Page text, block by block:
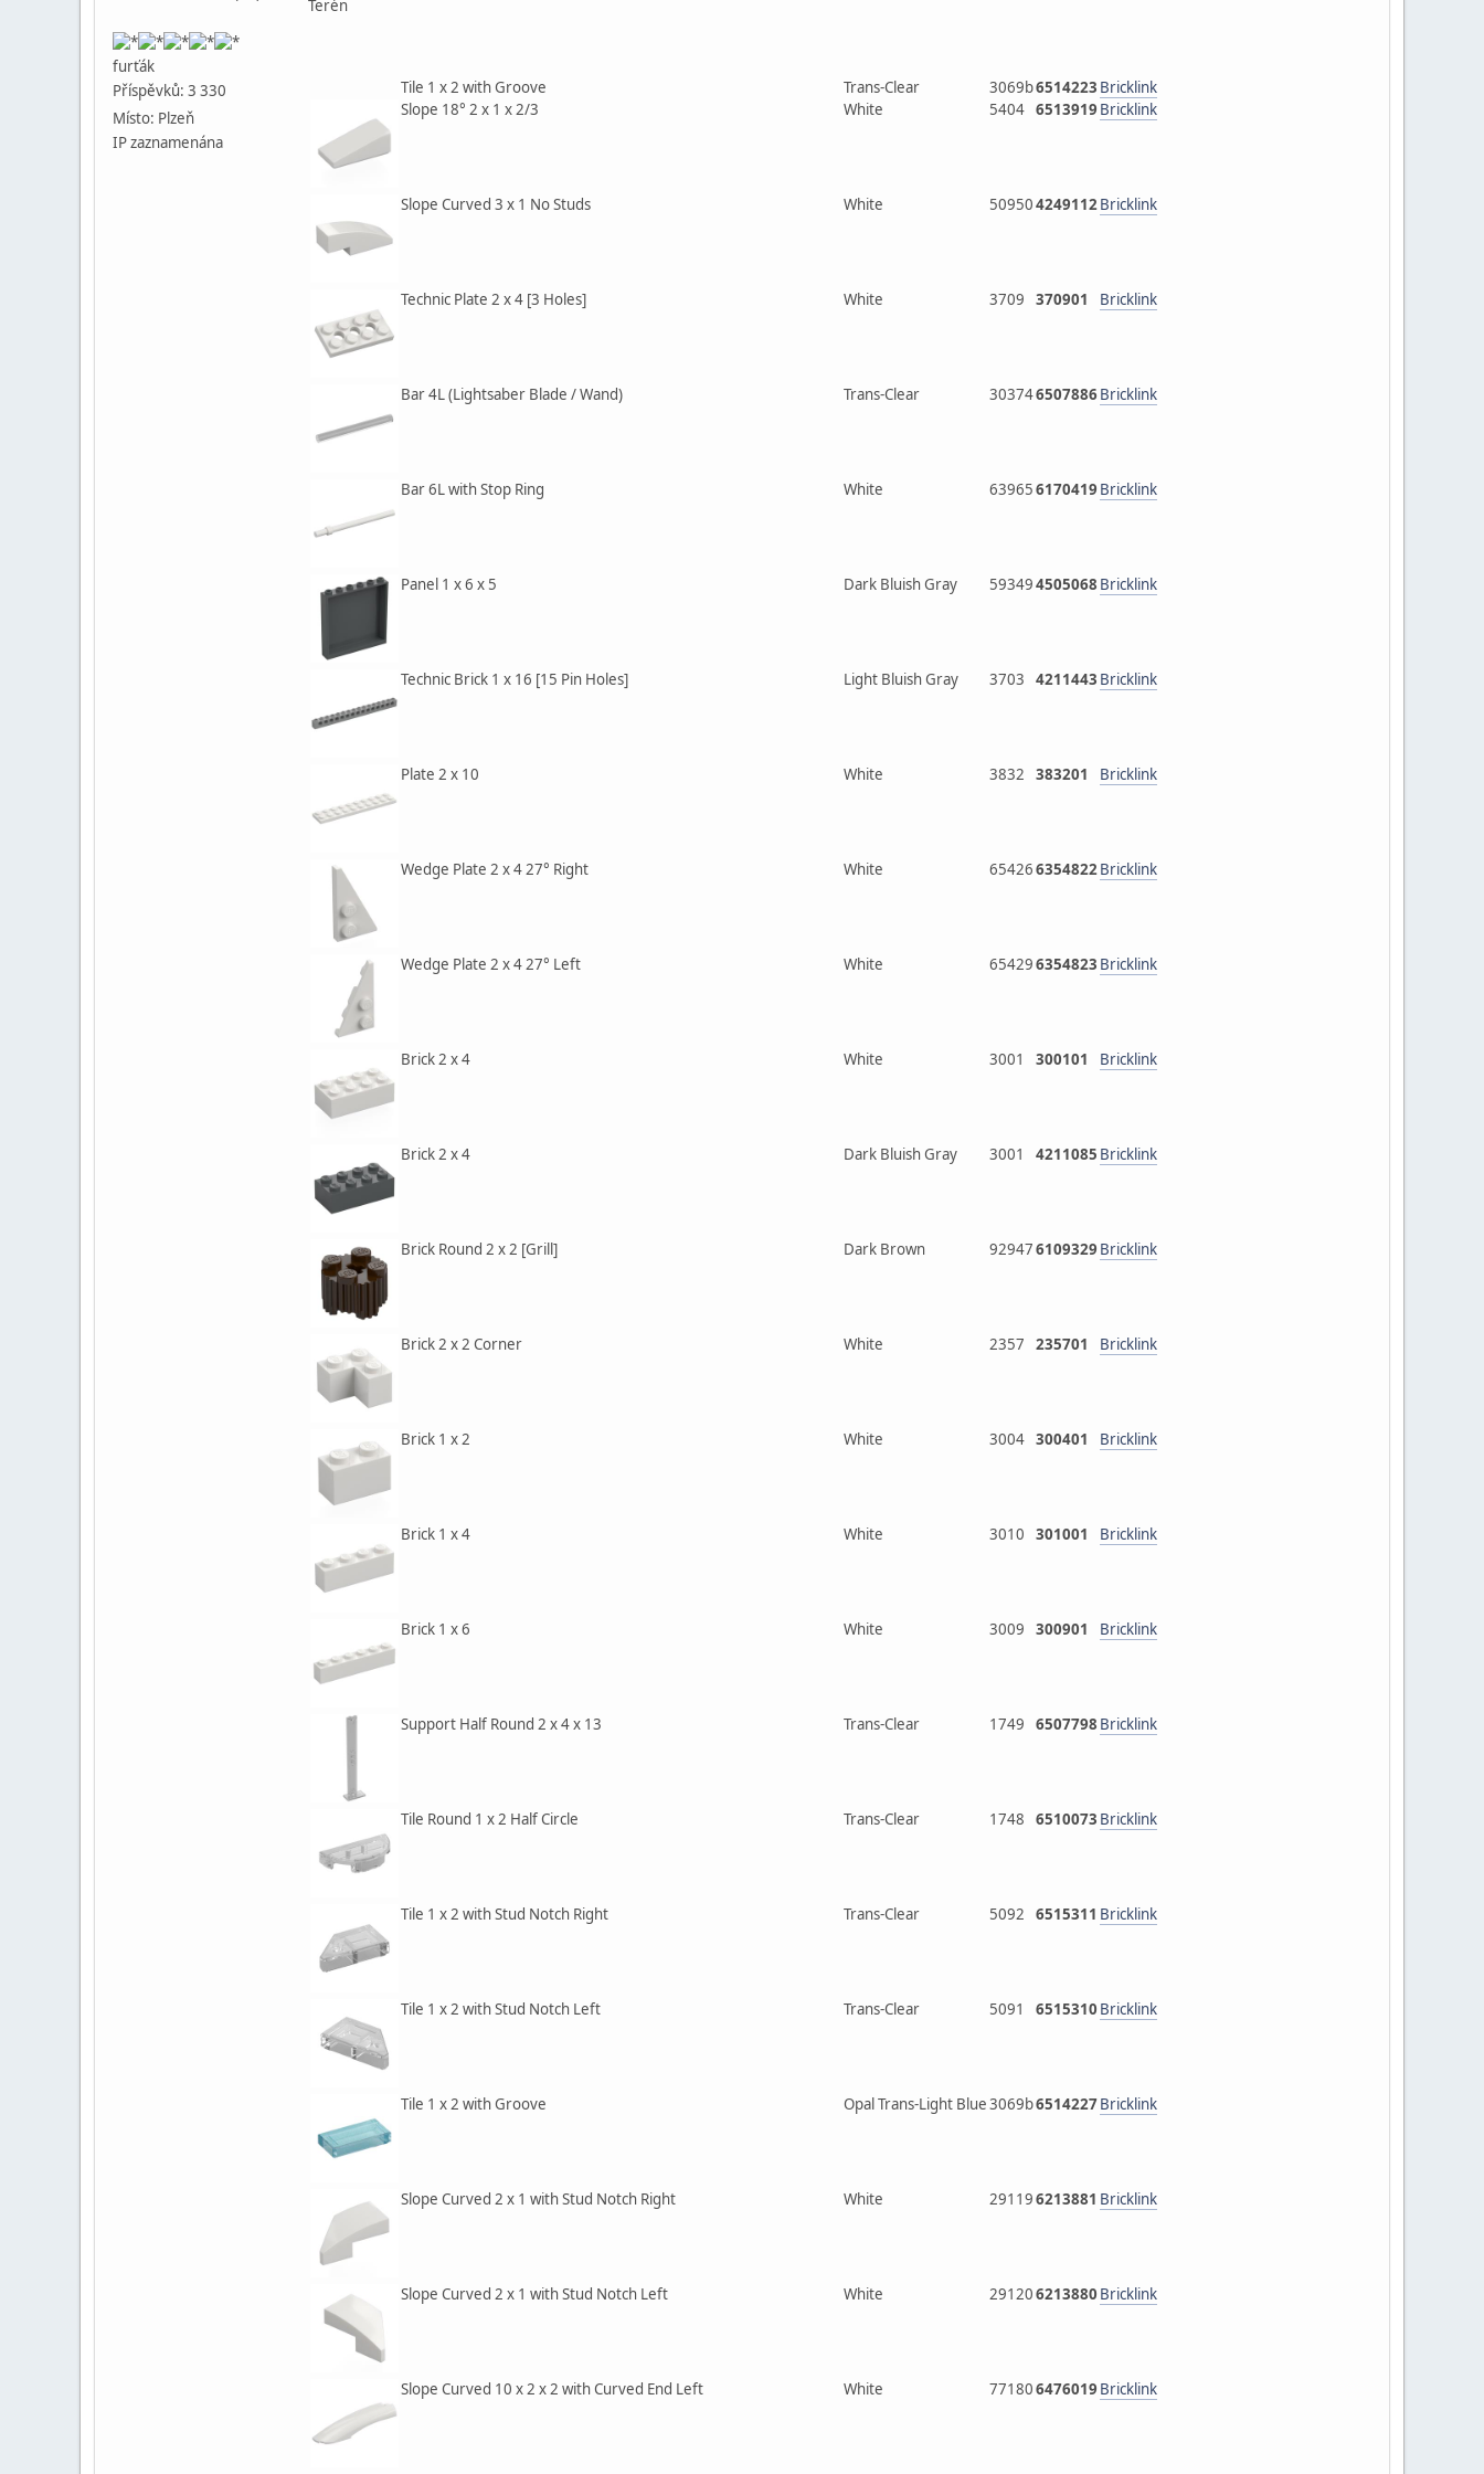
furťák
Příspěvků: 3 330
Místo: Plzeň
IP zaznamenána
Terén
Tile 1 x 2 with Groove Trans-Clear 3069b6514223 Bricklink
Slope 18° 2 x 1 x 2/3
White 5404 6513919 Bricklink
Slope Curved 3 x 1 No Studs White 509504249112Bricklink
Technic Plate 2 x 4 [3 Holes] White 3709 370901 Bricklink
Bar 4L (Lightsaber Blade / Wand) Trans-Clear 303746507886Bricklink
Bar 6L with Stop Ring White 639656170419 Bricklink
Panel 1 x 6 x 5 Dark Bluish Gray 593494505068 Bricklink
Technic Brick 1 x 16 [15 Pin Holes] Light Bluish Gray 3703 4211443 Bricklink
Plate 2 x 10 White 3832 383201 Bricklink
Wedge Plate 2 x 4 27° Right White 654266354822Bricklink
Wedge Plate 2 x 4 27° Left White 654296354823 Bricklink
Brick 2 x 4 White 3001 300101 Bricklink
Brick 2 x 4 Dark Bluish Gray 3001 4211085 Bricklink
Brick Round 2 x 2 [Grill] Dark Brown 929476109329 Bricklink
Brick 2 x 2 Corner White 2357 235701 Bricklink
Brick 1 x 2 White 3004 300401 Bricklink
Brick 1 x 4 White 3010 301001 Bricklink
Brick 1 x 6 White 3009 300901 Bricklink
Support Half Round 2 x 4 x 13 Trans-Clear 1749 6507798 Bricklink
Tile Round 1 x 2 Half Circle Trans-Clear 1748 6510073 Bricklink
Tile 1 x 2 with Stud Notch Right Trans-Clear 5092 6515311 Bricklink
Tile 1 x 2 with Stud Notch Left Trans-Clear 5091 6515310 Bricklink
Tile 1 x 2 with Groove Opal Trans-Light Blue3069b6514227Bricklink
Slope Curved 2 x 1 with Stud Notch Right White 291196213881 Bricklink
Slope Curved 2 x 1 with Stud Notch Left White 291206213880 Bricklink
Slope Curved 10 x 2 x 2 with Curved End Left White 771806476019 Bricklink